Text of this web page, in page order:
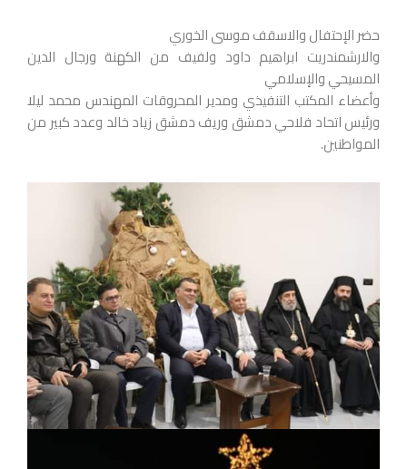
حضر الإحتفال والاسقف موسى الخوري
والارشمندريت ابراهيم داود ولفيف من الكهنة ورجال الدين
المسيحي والإسلامي
وأعضاء المكتب التنفيذي ومدير المحروقات المهندس محمد ليلا
ورئيس اتحاد فلاحي دمشق وريف دمشق زياد خالد وعدد كبير من
المواطنين.